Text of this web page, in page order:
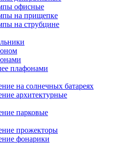
офисные
на прищепке
на струбцине
плафонами
на солнечных батареях
архитектурные
парковые
прожекторы
фонарики